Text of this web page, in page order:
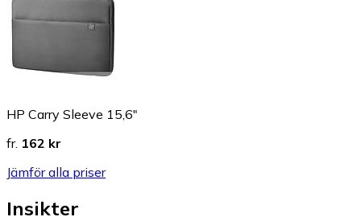
HP Carry Sleeve 15,6"
fr. 162 kr
Jämför alla priser
Insikter